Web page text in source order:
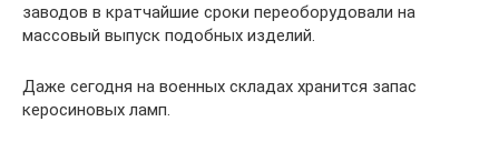
заводов в кратчайшие сроки переоборудовали на
массовый выпуск подобных изделий.
Даже сегодня на военных складах хранится запас
керосиновых ламп.